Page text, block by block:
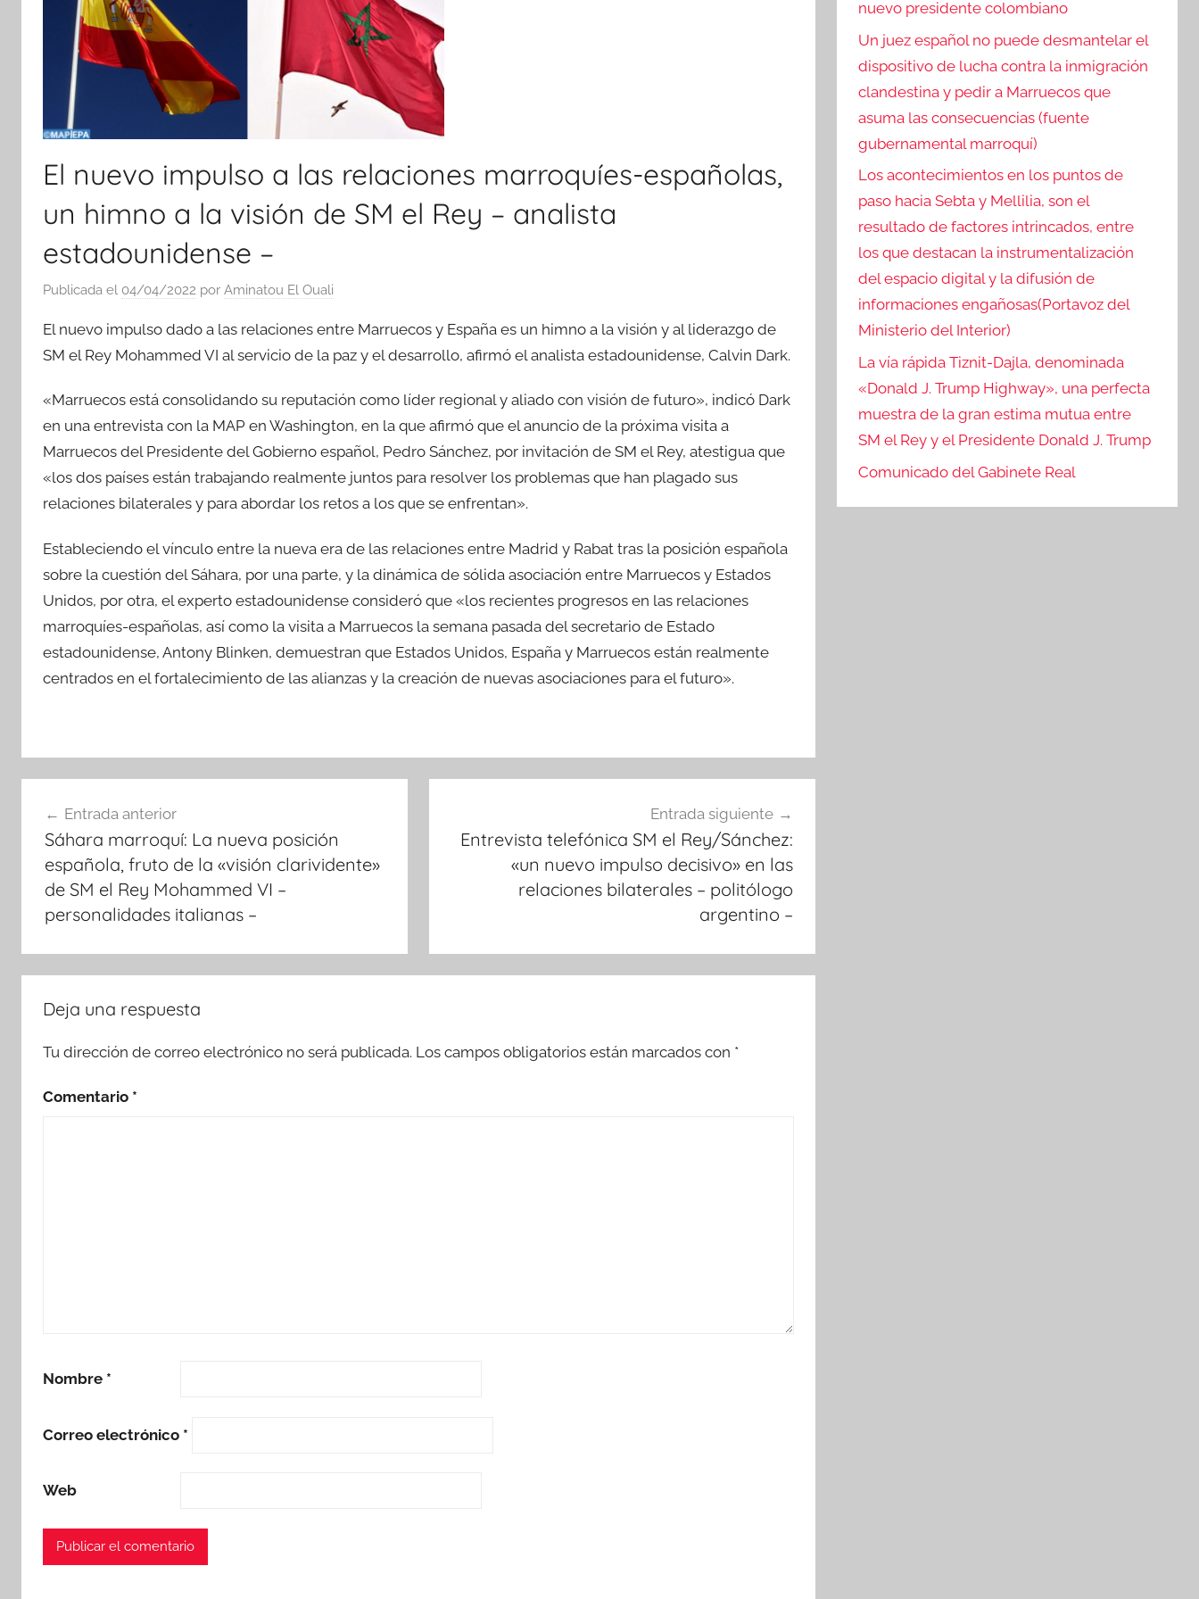
El nuevo impulso a las relaciones marroquíes-españolas,
un himno a la visión de SM el Rey – analista
estadounidense –
Publicada el 04/04/2022 por Aminatou El Ouali
El nuevo impulso dado a las relaciones entre Marruecos y España es un himno a la visión y al liderazgo de
SM el Rey Mohammed VI al servicio de la paz y el desarrollo, afirmó el analista estadounidense, Calvin Dark.
«Marruecos está consolidando su reputación como líder regional y aliado con visión de futuro», indicó Dark
en una entrevista con la MAP en Washington, en la que afirmó que el anuncio de la próxima visita a
Marruecos del Presidente del Gobierno español, Pedro Sánchez, por invitación de SM el Rey, atestigua que
«los dos países están trabajando realmente juntos para resolver los problemas que han plagado sus
relaciones bilaterales y para abordar los retos a los que se enfrentan».
Estableciendo el vínculo entre la nueva era de las relaciones entre Madrid y Rabat tras la posición española
sobre la cuestión del Sáhara, por una parte, y la dinámica de sólida asociación entre Marruecos y Estados
Unidos, por otra, el experto estadounidense consideró que «los recientes progresos en las relaciones
marroquíes-españolas, así como la visita a Marruecos la semana pasada del secretario de Estado
estadounidense, Antony Blinken, demuestran que Estados Unidos, España y Marruecos están realmente
centrados en el fortalecimiento de las alianzas y la creación de nuevas asociaciones para el futuro».
de
entradas
Entrada anterior
Sáhara marroquí: La nueva posición
española, fruto de la «visión clarividente»
de SM el Rey Mohammed VI –
personalidades italianas –
Entrada siguiente
Entrevista telefónica SM el Rey/Sánchez:
«un nuevo impulso decisivo» en las
relaciones bilaterales – politólogo
argentino –
Deja una respuesta
Tu dirección de correo electrónico no será publicada. Los campos obligatorios están marcados con *
Comentario *
Nombre *
Correo electrónico *
Web
nuevo presidente colombiano
Un juez español no puede desmantelar el
dispositivo de lucha contra la inmigración
clandestina y pedir a Marruecos que
asuma las consecuencias (fuente
gubernamental marroquí)
Los acontecimientos en los puntos de
paso hacia Sebta y Mellilia, son el
resultado de factores intrincados, entre
los que destacan la instrumentalización
del espacio digital y la difusión de
informaciones engañosas(Portavoz del
Ministerio del Interior)
La vía rápida Tiznit-Dajla, denominada
«Donald J. Trump Highway», una perfecta
muestra de la gran estima mutua entre
SM el Rey y el Presidente Donald J. Trump
Comunicado del Gabinete Real